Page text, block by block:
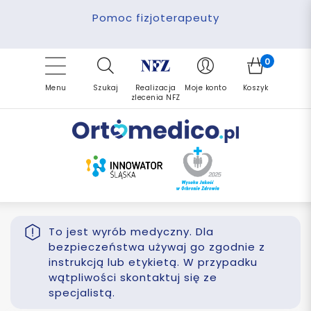
Darmowa dostawa
Pomoc fizjoterapeuty
Finansowanie PFRON
Refundacja NFZ
Zrealizuj zlecenie ponownie
Menu Szukaj
Realizacja
zlecenia NFZ
Moje konto
0
Koszyk
To jest wyrób medyczny. Dla
bezpieczeństwa używaj go zgodnie z
instrukcją lub etykietą. W przypadku
wątpliwości skontaktuj się ze
specjalistą.